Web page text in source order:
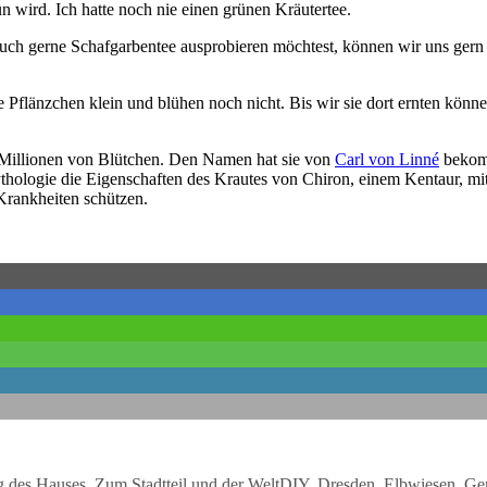
wird. Ich hatte noch nie einen grünen Kräutertee.
gerne Schafgarbentee ausprobieren möchtest, können wir uns
klein und blühen noch nicht. Bis wir sie dort ernten
von Blütchen. Den Namen hat sie von Carl von Linné
die Eigenschaften des Krautes von Chiron, einem Kentaur,
schützen.